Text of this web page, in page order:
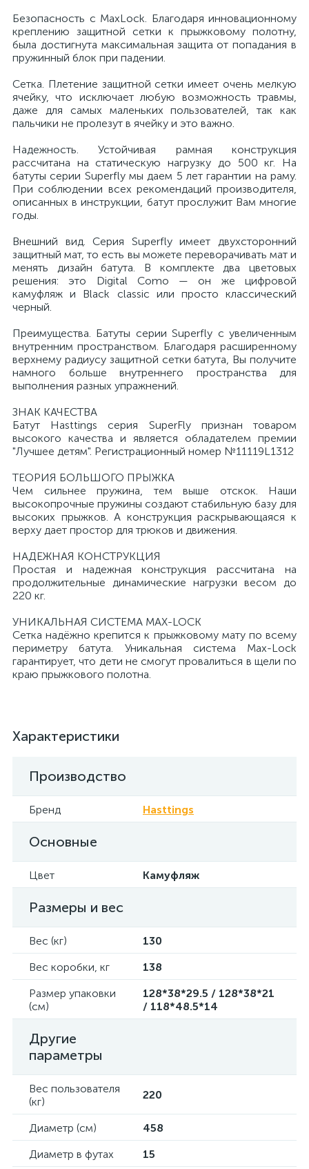
Безопасность с MaxLock. Благодаря инновационному
креплению защитной сетки к прыжковому полотну,
была достигнута максимальная защита от попадания в
пружинный блок при падении.
Сетка. Плетение защитной сетки имеет очень мелкую
ячейку, что исключает любую возможность травмы,
даже для самых маленьких пользователей, так как
пальчики не пролезут в ячейку и это важно.
Надежность. Устойчивая рамная конструкция
рассчитана на статическую нагрузку до 500 кг. На
батуты серии Superfly мы даем 5 лет гарантии на раму.
При соблюдении всех рекомендаций производителя,
описанных в инструкции, батут прослужит Вам многие
годы.
Внешний вид. Серия Superfly имеет двухсторонний
защитный мат, то есть вы можете переворачивать мат и
менять дизайн батута. В комплекте два цветовых
решения: это Digital Como — он же цифровой
камуфляж и Black classic или просто классический
черный.
Преимущества. Батуты серии Superfly с увеличенным
внутренним пространством. Благодаря расширенному
верхнему радиусу защитной сетки батута, Вы получите
намного больше внутреннего пространства для
выполнения разных упражнений.
ЗНАК КАЧЕСТВА
Батут Hasttings серия SuperFly признан товаром
высокого качества и является обладателем премии
"Лучшее детям". Регистрационный номер №11119L1312
ТЕОРИЯ БОЛЬШОГО ПРЫЖКА
Чем сильнее пружина, тем выше отскок. Наши
высокопрочные пружины создают стабильную базу для
высоких прыжков. А конструкция раскрывающаяся к
верху дает простор для трюков и движения.
НАДЕЖНАЯ КОНСТРУКЦИЯ
Простая и надежная конструкция рассчитана на
продолжительные динамические нагрузки весом до
220 кг.
УНИКАЛЬНАЯ СИСТЕМА MAX-LOCK
Сетка надёжно крепится к прыжковому мату по всему
периметру батута. Уникальная система Max-Lock
гарантирует, что дети не смогут провалиться в щели по
краю прыжкового полотна.
Характеристики
Производство
Бренд Hasttings
Основные
Цвет Камуфляж
Размеры и вес
Вес (кг)
130
Вес коробки, кг
138
Размер упаковки
(см)
128*38*29.5 / 128*38*21
/ 118*48.5*14
Другие
параметры
Вес пользователя
(кг)
220
Диаметр (см)
458
Диаметр в футах
15